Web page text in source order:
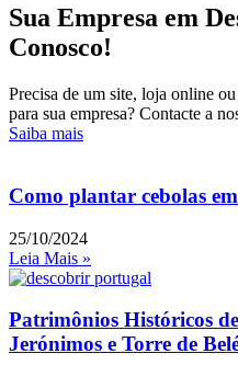
Sua Empresa em
Conosco!
Precisa de um site, loja online
para sua empresa? Contacte a
Saiba mais
Como plantar cebolas
25/10/2024
Leia Mais »
Patrimônios Históricos
Jerónimos e Torre de